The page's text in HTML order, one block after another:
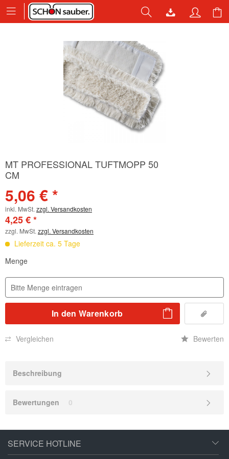
MT PROFESSIONAL TUFTMOPP 50
CM
5,06 € *
inkl. MwSt. zzgl. Versandkosten
4,25 € *
zzgl. MwSt. zzgl. Versandkosten
Lieferzeit ca. 5 Tage
Menge
In den Warenkorb
Vergleichen Bewerten
Beschreibung
Bewertungen 0
SERVICE HOTLINE